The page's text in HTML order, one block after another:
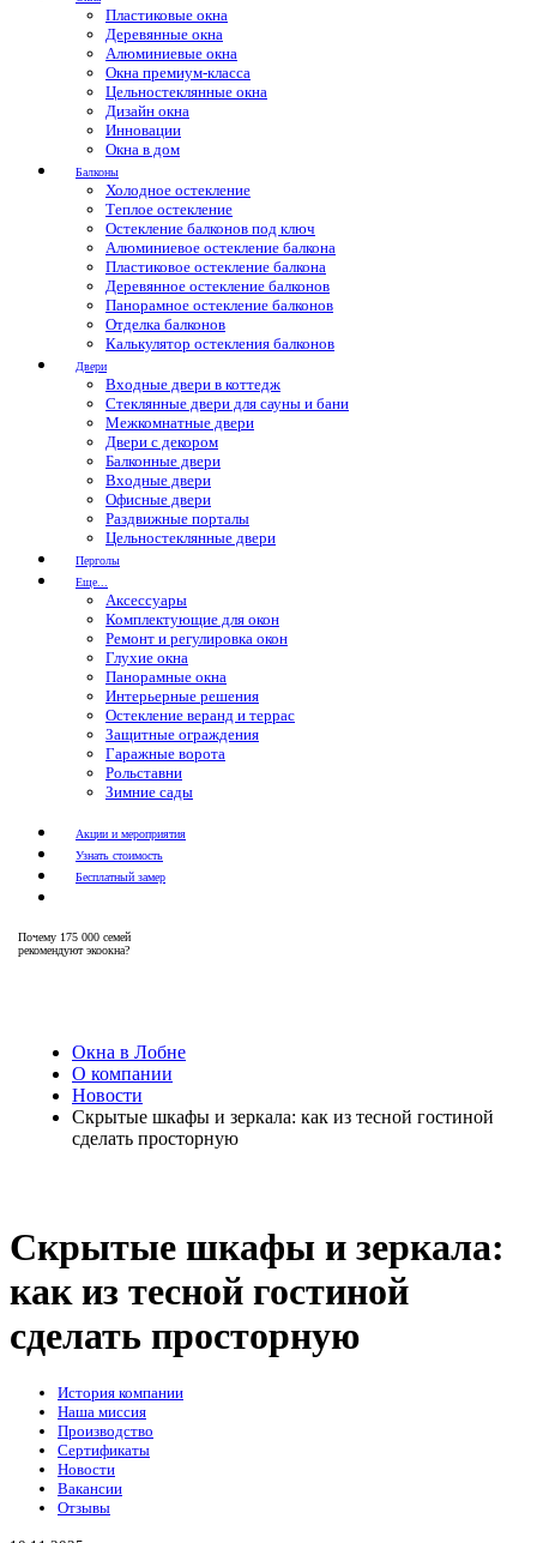
Пластиковые окна
Деревянные окна
Алюминиевые окна
Окна премиум-класса
Цельностеклянные окна
Дизайн окна
Инновации
Окна в дом
Балконы
Холодное остекление
Теплое остекление
Остекление балконов под ключ
Алюминиевое остекление балкона
Пластиковое остекление балкона
Деревянное остекление балконов
Панорамное остекление балконов
Отделка балконов
Калькулятор остекления балконов
Двери
Входные двери в коттедж
Стеклянные двери для сауны и бани
Межкомнатные двери
Двери с декором
Балконные двери
Входные двери
Офисные двери
Раздвижные порталы
Цельностеклянные двери
Перголы
Еще...
Аксессуары
Комплектующие для окон
Ремонт и регулировка окон
Глухие окна
Панорамные окна
Интерьерные решения
Остекление веранд и террас
Защитные ограждения
Гаражные ворота
Рольставни
Зимние сады
Акции и мероприятия
Узнать стоимость
Бесплатный замер
Почему 175 000 семей
рекомендуют экоокна?
Окна в Лобне
О компании
Новости
Скрытые шкафы и зеркала: как из тесной гостиной
сделать просторную
Скрытые шкафы и зеркала:
как из тесной гостиной
сделать просторную
История компании
Наша миссия
Производство
Сертификаты
Новости
Вакансии
Отзывы